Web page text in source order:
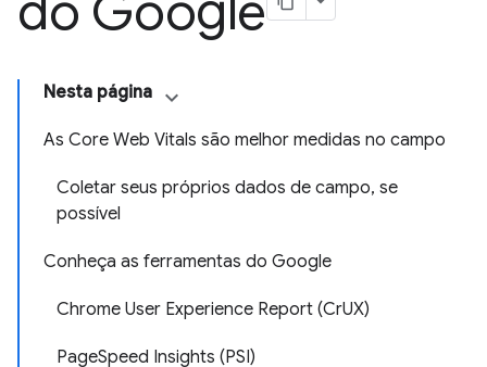
Nesta página
As Core Web Vitals são melhor medidas no campo
Coletar seus próprios dados de campo, se
possível
Conheça as ferramentas do Google
Chrome User Experience Report (CrUX)
PageSpeed Insights (PSI)